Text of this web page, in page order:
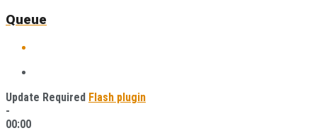
Queue
Update Required Flash plugin
-
00:00